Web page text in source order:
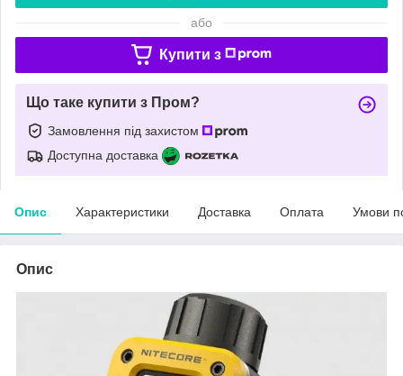
або
Купити з
Що таке купити з Пром?
Замовлення під захистом
Доступна доставка
Опис Характеристики Доставка Оплата Умови
Опис